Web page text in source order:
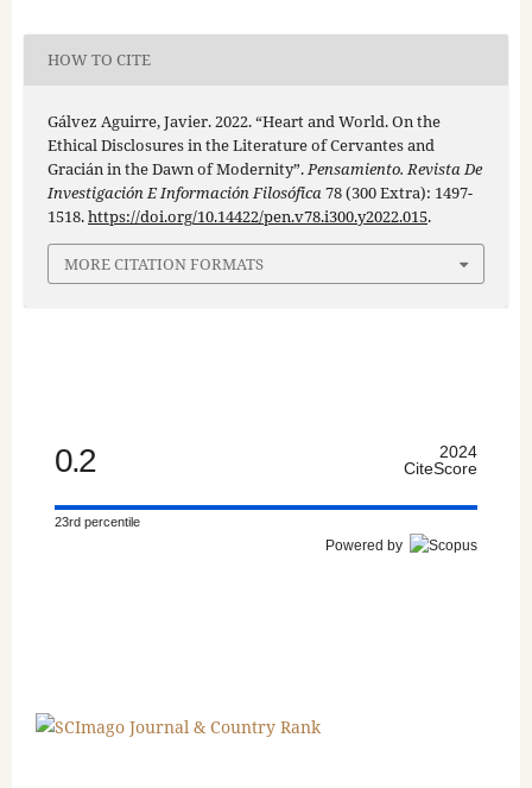
HOW TO CITE
Gálvez Aguirre, Javier. 2022. “Heart and World. On the
Ethical Disclosures in the Literature of Cervantes and
Gracián in the Dawn of Modernity”.Pensamiento. Revista De
Investigación E Información Filosófica78 (300 Extra): 1497-
1518.https://doi.org/10.14422/pen.v78.i300.y2022.015.
MORE CITATION FORMATS
0.2
2024
CiteScore
23rd percentile
Powered by